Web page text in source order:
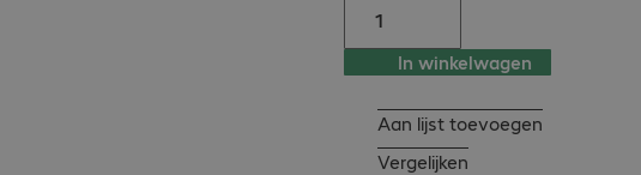
In winkelwagen
Aan lijst toevoegen
Vergelijken